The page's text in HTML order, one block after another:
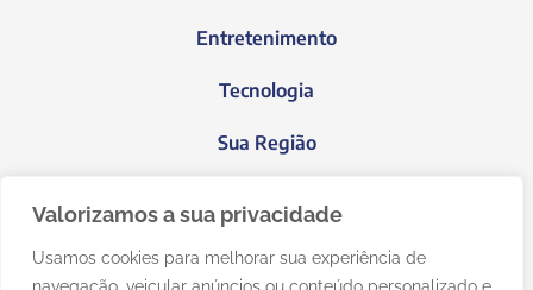
Valorizamos a sua privacidade
Usamos cookies para melhorar sua experiência de
Entretenimento
Tecnologia
Sua Região